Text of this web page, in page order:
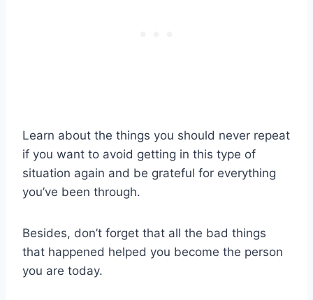
Learn about the things you should never repeat
if you want to avoid getting in this type of
situation again and be grateful for everything
you’ve been through.
Besides, don’t forget that all the bad things
that happened helped you become the person
you are today.